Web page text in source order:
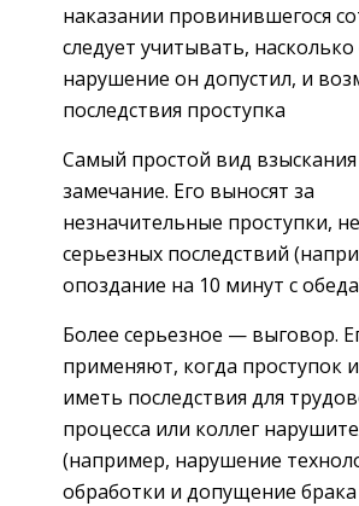
наказании провинившегося
следует учитывать,
нарушение он допустил, и
последствия проступка
Самый простой вид
замечание. Его выносят за
незначительные проступки,
серьезных последствий
опоздание на 10 минут с
Более серьезное — выговор.
применяют, когда проступок
иметь последствия для
процесса или коллег
(например, нарушение
обработки и допущение